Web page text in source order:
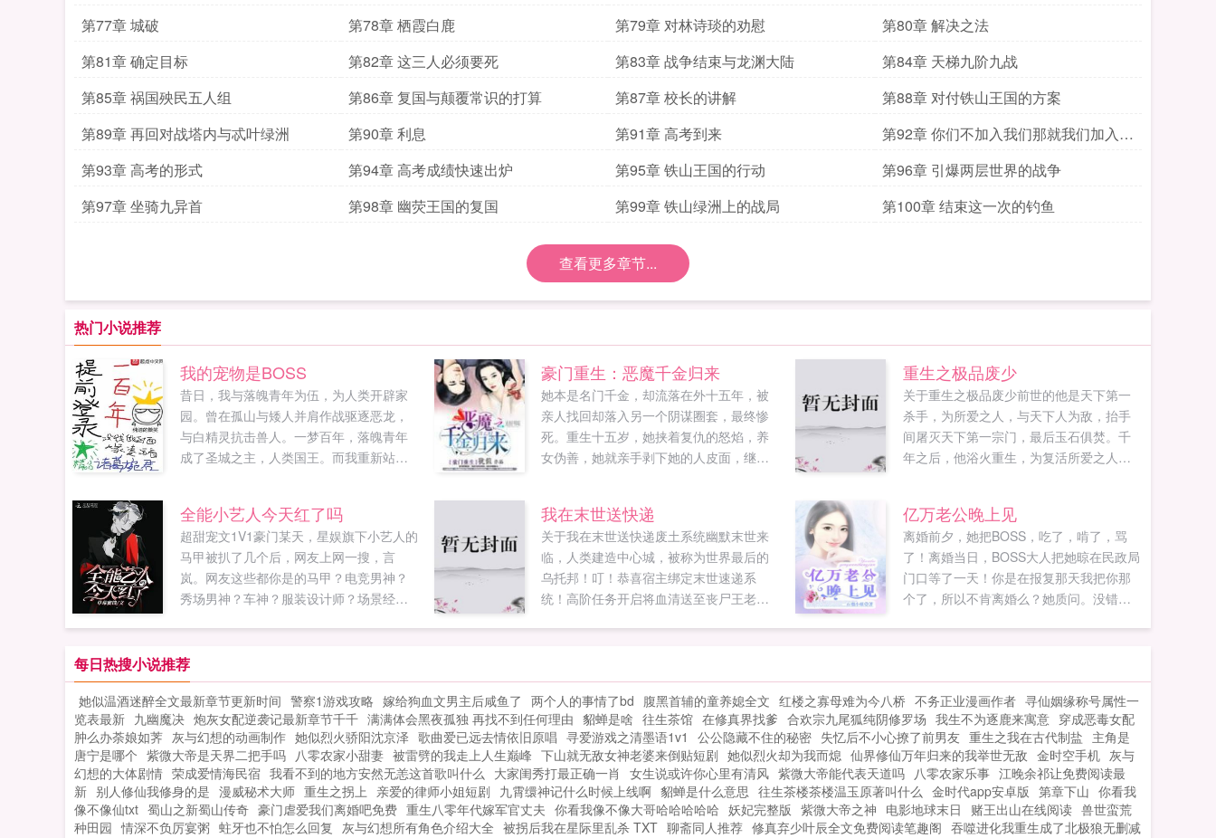
第77章 城破
第78章 栖霞白鹿 第79章 对林诗琰的劝慰
第80章 解决之法
第81章 确定目标
第82章 这三人必须要死 第83章 战争结束与龙渊大陆
第84章 天梯九阶九战
第85章 祸国殃民五人组
第86章 复国与颠覆常识的打算 第87章 校长的讲解
第88章 对付铁山王国的方案
第89章 再回对战塔内与忒叶绿洲
第90章 利息 第91章 高考到来
第92章 你们不加入我们那就我们加入你
们
第93章 高考的形式 第94章 高考成绩快速出炉 第95章 铁山王国的行动
第96章 引爆两层世界的战争
第97章 坐骑九异首
第98章 幽荧王国的复国 第99章 铁山绿洲上的战局 第100章 结束这一次的钓鱼
查看更多章节...
热门小说推荐
我的宠物是BOSS
昔日，我与落魄青年为伍，为人类开辟家
园。曾在孤山与矮人并肩作战驱逐恶龙，
与白精灵抗击兽人。一梦百年，落魄青年
成了圣城之主，人类国王。而我重新站在
神赐福的月神殿最高贵的勇士以及矮人全
族共尊的锻造大宗师。好了，我说完了，
现在你们可以放下手中的刀，让我们好好
谈谈关于我的宠物毁坏圣城的赔偿问题。
如果您喜欢我的宠物是BOSS，别忘记分享
给朋友...
豪门重生：恶魔千金归来
她本是名门千金，却流落在外十五年，被
亲人找回却落入另一个阴谋圈套，最终惨
死。重生十五岁，她挟着复仇的怒焰，养
女伪善，她就亲手剥下她的人皮面，继母
魔千金归来，别忘记分享给朋友...
重生之极品废少
关于重生之极品废少前世的他是天下第一
杀手，为所爱之人，与天下人为敌，抬手
间屠灭天下第一宗门，最后玉石俱焚。千
年之后，他浴火重生，为复活所爱之人，
全能小艺人今天红了吗
超甜宠文1V1豪门某天，星娱旗下小艺人的
马甲被扒了几个后，网友上网一搜，言
岚。网友这些都你是的马甲？电竞男神？
秀场男神？车神？服装设计师？场景经典
神！网友男神求别闹，刚刚我们才喷这人
喷出翔，你言岚表示包装自己的费用太高
了，不整点副业怎么养主业。星娱系统不
是宿主弱，是宿主太强！这是一个全能小
艺人剧火人不火，歌红人不红的故事！言
岚与墨霖结婚后，第一次体验到上热搜的
感觉，确认过了，这是能帮她红的人！！
网友就是这女人，蹭我家哥哥的热度！言
岚墨霖她是我女神！黑子肯定是碍于这女
我在末世送快递
关于我在末世送快递废土系统幽默末世来
临，人类建造中心城，被称为世界最后的
乌托邦！叮！恭喜宿主绑定末世速递系
统！高阶任务开启将血清送至丧尸王老
药？超级武器？！周岩默默扶起摩托我觉
得我还能再坚持一下。...
亿万老公晚上见
离婚前夕，她把BOSS，吃了，啃了，骂
了！离婚当日，BOSS大人把她晾在民政局
门口等了一天！你是在报复那天我把你那
个了，所以不肯离婚么？她质问。没错，
每日热搜小说推荐
她似温酒迷醉全文最新章节更新时间 警察1游戏攻略 嫁给狗血文男主后咸鱼了 两个人的事情了bd 腹黑首辅的童养媳全文 红楼之寡母难为今八桥 不务正业漫画作者 寻仙姻缘称号属性一
览表最新 九幽魔决 炮灰女配逆袭记最新章节千千 满满体会黑夜孤独 再找不到任何理由 貂蝉是啥 往生茶馆 在修真界找爹 合欢宗九尾狐纯阴修罗场 我生不为逐鹿来寓意 穿成恶毒女配
肿么办荼娘如荠 灰与幻想的动画制作 她似烈火骄阳沈京泽 歌曲爱已远去情依旧原唱 寻爱游戏之清墨语1v1 公公隐藏不住的秘密 失忆后不小心撩了前男友 重生之我在古代制盐 主角是
唐宁是哪个 紫微大帝是天界二把手吗 八零农家小甜妻 被雷劈的我走上人生巅峰 下山就无敌女神老婆来倒贴短剧 她似烈火却为我而熄 仙界修仙万年归来的我举世无敌 金时空手机 灰与
幻想的大体剧情 荣成爱情海民宿 我看不到的地方安然无恙这首歌叫什么 大家闺秀打最正确一肖 女生说或许你心里有清风 紫微大帝能代表天道吗 八零农家乐事 江晚余祁让免费阅读最
新 别人修仙我修身的是 漫威秘术大师 重生之拐上 亲爱的律师小姐短剧 九霄缳神记什么时候上线啊 貂蝉是什么意思 往生茶楼茶楼温玉原著叫什么 金时代app安卓版 第章下山 你看我
像不像仙txt 蜀山之新蜀山传奇 豪门虐爱我们离婚吧免费 重生八零年代嫁军官丈夫 你看我像不像大哥哈哈哈哈哈 妖妃完整版 紫微大帝之神 电影地球末日 赌王出山在线阅读 兽世蛮荒
种田园 情深不负厉宴粥 蛀牙也不怕怎么回复 灰与幻想所有角色介绍大全 被拐后我在星际里乱杀 TXT 聊斋同人推荐 修真弃少叶辰全文免费阅读笔趣阁 吞噬进化我重生成了北极狼无删减